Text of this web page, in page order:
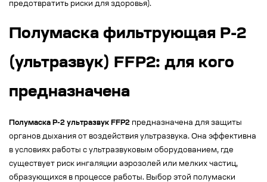
предотвратить риски для здоровья).
Полумаска фильтрующая Р-2
(ультразвук) FFP2: для кого
предназначена
Полумаска Р-2 ультразвук FFP2 предназначена для защиты
органов дыхания от воздействия ультразвука. Она эффективна
в условиях работы с ультразвуковым оборудованием, где
существует риск ингаляции аэрозолей или мелких частиц,
образующихся в процессе работы. Выбор этой полумаски